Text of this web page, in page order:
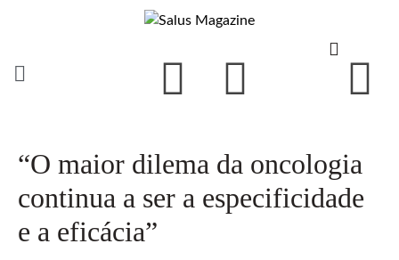
“O maior dilema da oncologia
continua a ser a especificidade
e a eficácia”